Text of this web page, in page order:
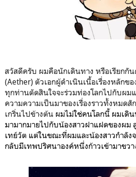
สวัสดีครับ ผมคือนักเดินทาง หรือเรียกกัน
(Aether) ตัวเอกผู้ดำเนินเนื้อเรื่องหลักขอ
ทุกท่านตัดสินใจจะร่วมท่องโลกไปกับผม
ความความเป็นมาของเรื่องราวทั้งหมด
เกริ่นไปข้างต้น ผมไม่ใช่คนโลกนี้ ผมเดิ
มามากมายไปกับน้องสาวฝาแฝดของผม
เทย์วัต แต่ในขณะที่ผมและน้องสาวกำลัง
กลับมีเทพปริศนาองค์หนึ่งก้าวเข้ามาขวา